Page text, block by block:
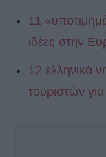
11
ιδέες στην
12 ελληνικά
τουριστών